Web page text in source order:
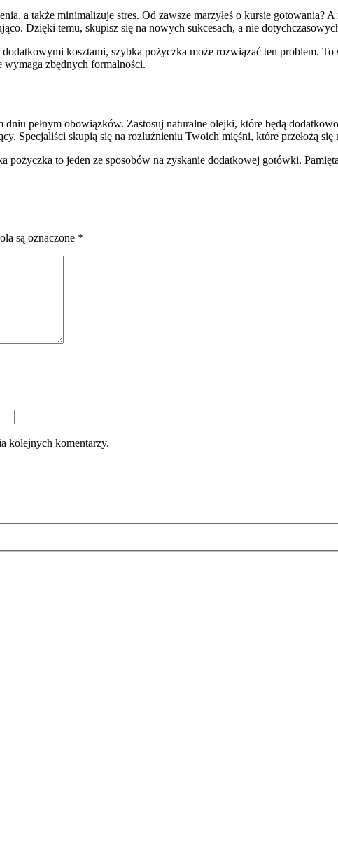
a także minimalizuje stres. Od zawsze marzyłeś o kursie gotowania?
Dzięki temu, skupisz się na nowych sukcesach, a nie
kosztami, szybka pożyczka może rozwiązać ten problem.
wymaga zbędnych formalności.
pełnym obowiązków. Zastosuj naturalne olejki, które będą
Specjaliści skupią się na rozluźnieniu Twoich mięśni, które przełożą się
pożyczka to jeden ze sposobów na zyskanie dodatkowej gotówki.
są oznaczone *
kolejnych komentarzy.